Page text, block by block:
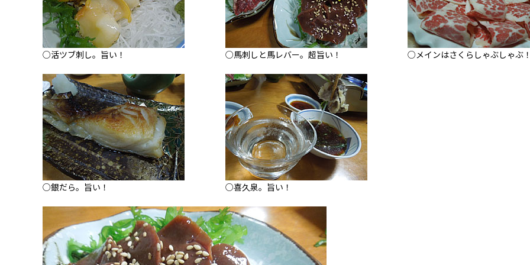
○活ツブ刺し。旨い！ ○馬刺しと馬レバー。超旨い！ ○メインはさくらしゃぶしゃぶ
○銀だら。旨い！ ○喜久泉。旨い！